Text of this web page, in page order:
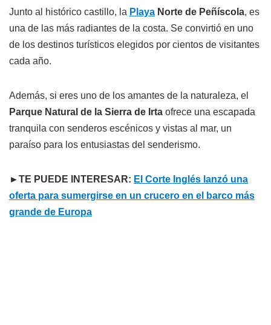
Junto al histórico castillo, la Playa Norte de Peñíscola, es
una de las más radiantes de la costa. Se convirtió en uno
de los destinos turísticos elegidos por cientos de visitantes
cada año.
Además, si eres uno de los amantes de la naturaleza, el
Parque Natural de la Sierra de Irta ofrece una escapada
tranquila con senderos escénicos y vistas al mar, un
paraíso para los entusiastas del senderismo.
►TE PUEDE INTERESAR: El Corte Inglés lanzó una
oferta para sumergirse en un crucero en el barco más
grande de Europa